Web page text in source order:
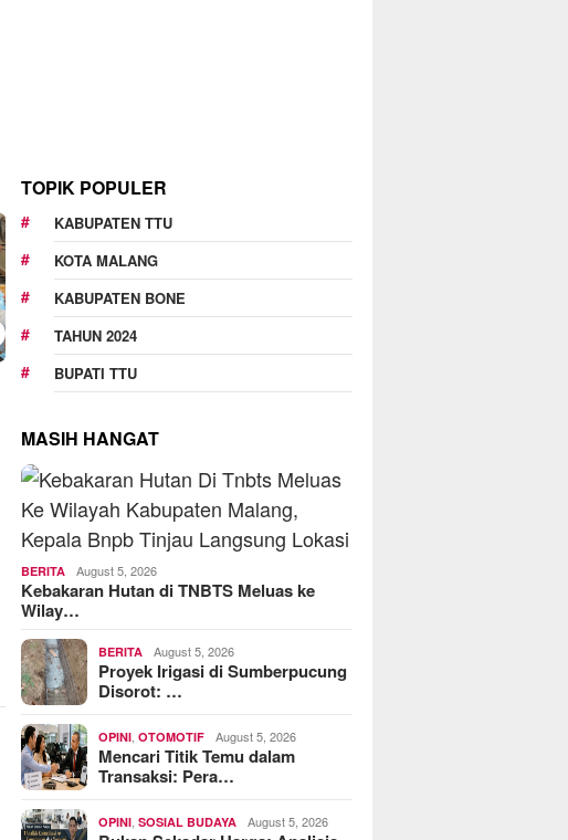
RAT Koperasi Jasa Widyani
Sejahtera Institut Perbanas,
TOPIK POPULER
KABUPATEN TTU
KOTA MALANG
KABUPATEN BONE
TAHUN 2024
BUPATI TTU
MASIH HANGAT
BERITA August 5, 2026
Kebakaran Hutan di TNBTS Meluas ke
Wilay…
BERITA August 5, 2026
Proyek Irigasi di Sumberpucung
Disorot: …
OPINI ,OTOMOTIF August 5, 2026
Mencari Titik Temu dalam
Transaksi: Pera…
OPINI ,SOSIAL BUDAYA August 5, 2026